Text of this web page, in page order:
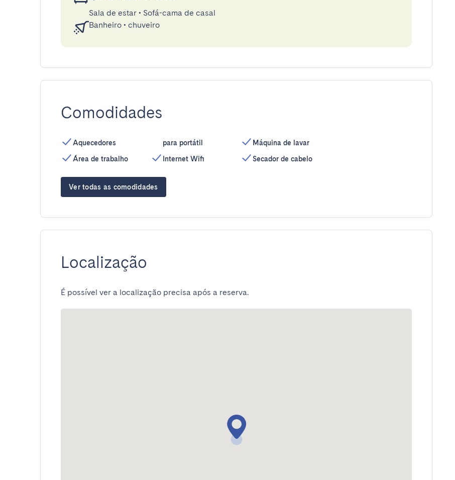
Sala de estar • Sofá-cama de casal
Banheiro • chuveiro
Comodidades
Aquecedores
Área de trabalho
para portátil
Internet Wifi
Máquina de lavar
Secador de cabelo
Ver todas as comodidades
Localização
É possível ver a localização precisa após a reserva.